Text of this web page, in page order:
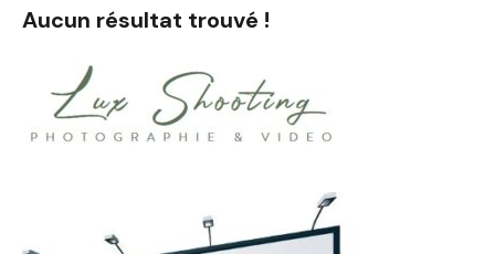
Aucun résultat trouvé !